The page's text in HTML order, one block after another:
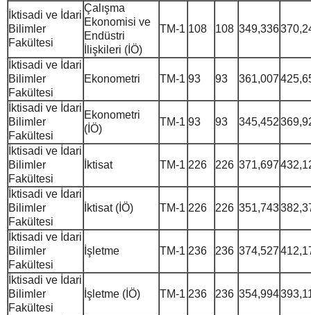
İktisadi ve İdari
Bilimler
Fakültesi
Çalışma
Ekonomisi ve
Endüstri
İlişkileri (İÖ)
TM-1 108 108 349,336
İktisadi ve İdari
Bilimler
Fakültesi
Ekonometri TM-1 93 93 361,007
İktisadi ve İdari
Bilimler
Fakültesi
Ekonometri
(İÖ)
TM-1 93 93 345,452
İktisadi ve İdari
Bilimler
Fakültesi
İktisat TM-1 226 226 371,697
İktisadi ve İdari
Bilimler
Fakültesi
İktisat (İÖ) TM-1 226 226 351,743
İktisadi ve İdari
Bilimler
Fakültesi
İşletme TM-1 236 236 374,527
İktisadi ve İdari
Bilimler
Fakültesi
İşletme (İÖ) TM-1 236 236 354,994